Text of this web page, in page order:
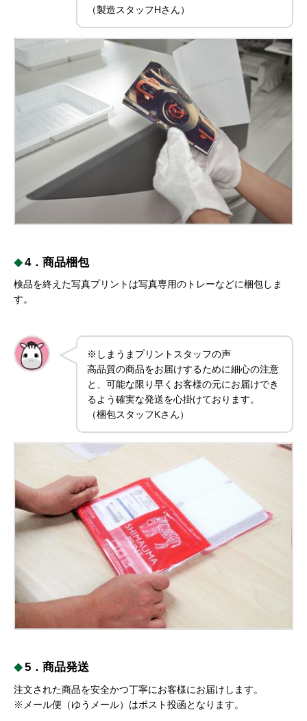
（製造スタッフHさん）
4．商品梱包
検品を終えた写真プリントは写真専用のトレーなどに梱包しま
す。
※しまうまプリントスタッフの声
高品質の商品をお届けするために細心の注意
と、可能な限り早くお客様の元にお届けでき
るよう確実な発送を心掛けております。
（梱包スタッフKさん）
5．商品発送
注文された商品を安全かつ丁寧にお客様にお届けします。
※メール便（ゆうメール）はポスト投函となります。